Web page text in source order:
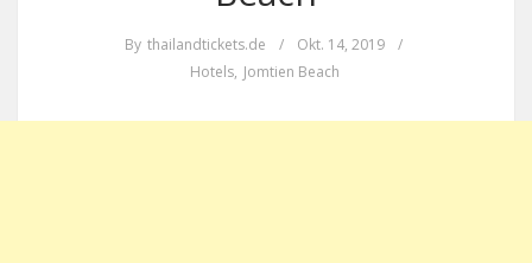
By thailandtickets.de / Okt. 14, 2019
/
Hotels, Jomtien Beach